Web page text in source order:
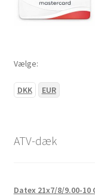
Vælge:
DKK EUR
ATV-dæk
Datex 21x7/8/9.00-10